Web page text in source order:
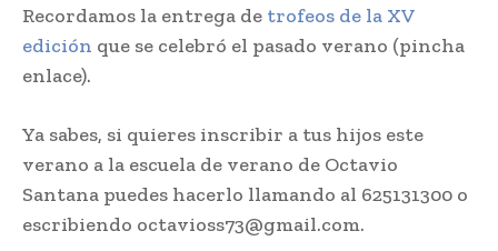
Recordamos la entrega de trofeos de la XV
edición que se celebró el pasado verano (pincha
enlace).
Ya sabes, si quieres inscribir a tus hijos este
verano a la escuela de verano de Octavio
Santana puedes hacerlo llamando al 625131300 o
escribiendo octavioss73@gmail.com.